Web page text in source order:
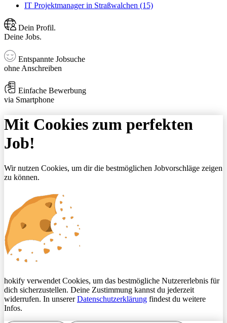
IT Projektmanager in Straßwalchen (15)
Dein Profil.
Deine Jobs.
Entspannte Jobsuche
ohne Anschreiben
Einfache Bewerbung
via Smartphone
Mit Cookies zum perfekten
Job!
Wir nutzen Cookies, um dir die bestmöglichen Jobvorschläge zeigen
zu können.
hokify verwendet Cookies, um das bestmögliche Nutzererlebnis für
dich sicherzustellen. Deine Zustimmung kannst du jederzeit
widerrufen. In unsererDatenschutzerklärung findest du weitere
Infos.